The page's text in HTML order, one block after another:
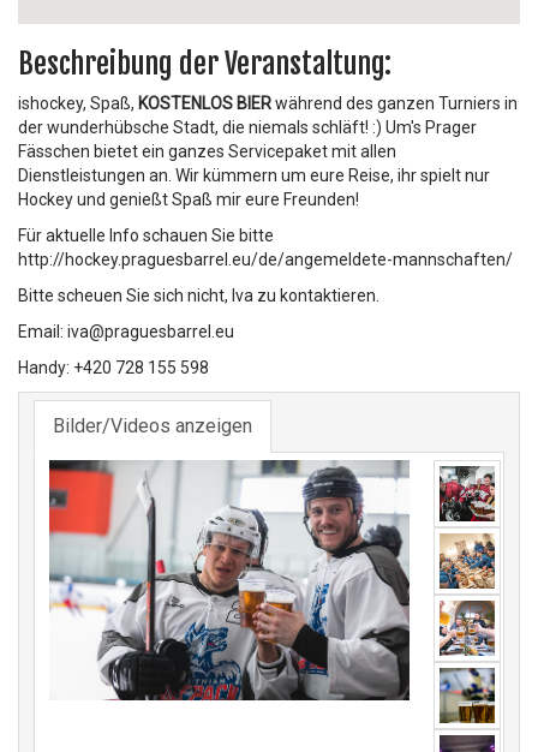
Beschreibung der Veranstaltung:
ishockey, Spaß, KOSTENLOS BIERwährend des ganzen Turniers in
der wunderhübsche Stadt, die niemals schläft! :) Um's Prager
Fässchen bietet ein ganzes Servicepaket mit allen
Dienstleistungen an. Wir kümmern um eure Reise, ihr spielt nur
Hockey und genießt Spaß mir eure Freunden!
Für aktuelle Info schauen Sie bitte
http://hockey.praguesbarrel.eu/de/angemeldete-mannschaften/
Bitte scheuen Sie sich nicht, Iva zu kontaktieren.
Email: iva@praguesbarrel.eu
Handy: +420 728 155 598
Bilder/Videos anzeigen